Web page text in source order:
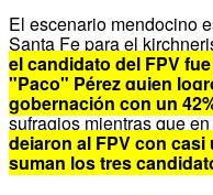
El escenario mendocino
Santa Fe para el
el candidato del FPV
"Paco" Pérez quien
gobernación con un
sufragios mientras que
dejaron al FPV con
suman los tres